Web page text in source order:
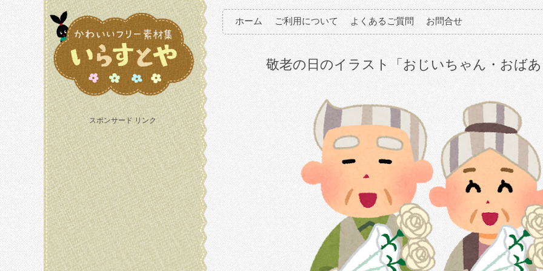
スポンサード リンク
ホーム ご利用について よくあるご質問 お問合せ
敬老の日のイラスト「おじいちゃん・おば